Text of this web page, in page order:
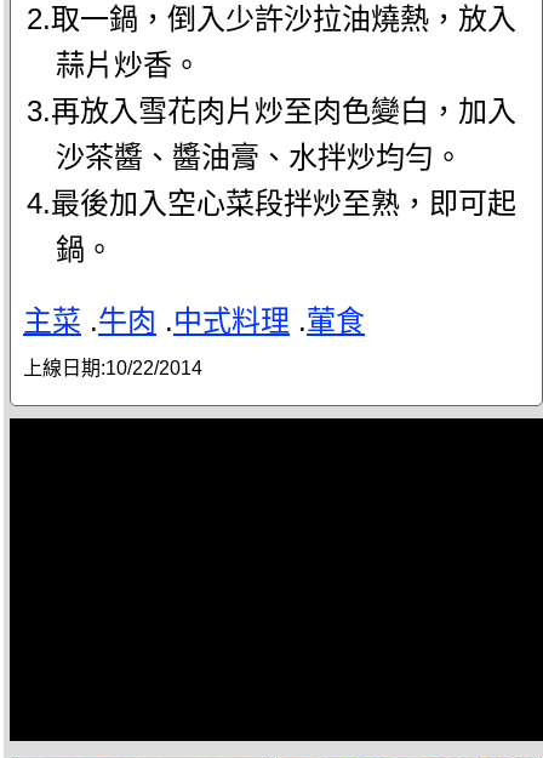
2.取一鍋，倒入少許沙拉油燒熱，放入
蒜片炒香。
3.再放入雪花肉片炒至肉色變白，加入
沙茶醬、醬油膏、水拌炒均勻。
4.最後加入空心菜段拌炒至熟，即可起
鍋。
主菜 .牛肉 .中式料理 .葷食
上線日期:10/22/2014